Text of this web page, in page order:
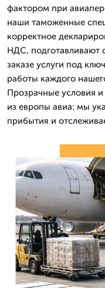
фактором при
наши таможенные
корректное
НДС, подготавливают
заказе услуги под
работы каждого
Прозрачные условия
из европы авиа: мы
прибытия и